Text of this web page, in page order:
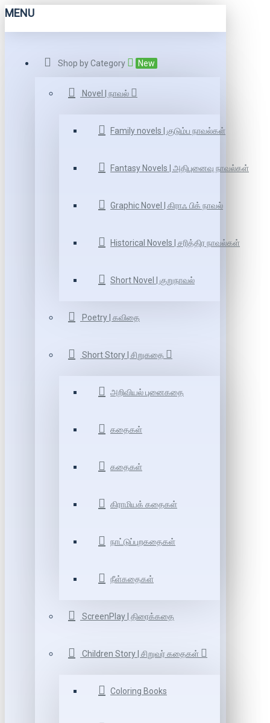
MENU
Shop by Category New
Novel | நாவல்
Family novels | குடும்ப நாவல்கள்
Fantasy Novels | அதிபுனைவு நாவல்கள்
Graphic Novel | கிராஃ பிக் நாவல்
Historical Novels | சரித்திர நாவல்கள்
Short Novel | குறுநாவல்
Poetry | கவிதை
Short Story | சிறுகதை
அறிவியல் புனைகதை
கதைகள்
கதைகள்
கிராமியக் கதைகள்
நாட்டுப்புறகதைகள்
நீள்கதைகள்
ScreenPlay | திரைக்கதை
Children Story | சிறுவர் கதைகள்
Coloring Books